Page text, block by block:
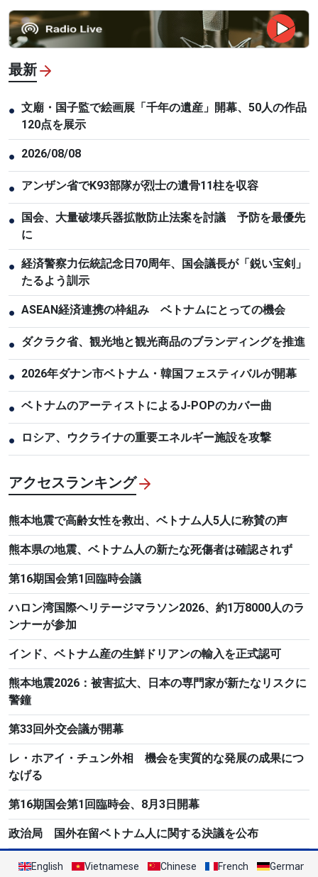
最新
● 文廟・国子監で絵画展「千年の遺産」開幕、50人の作品
120点を展示
● 2026/08/08
● アンザン省でK93部隊が烈士の遺骨11柱を収容
●
国会、大量破壊兵器拡散防止法案を討議 予防を最優先
に
● 経済警察力伝統記念日70周年、国会議長が「鋭い宝剣」
たるよう訓示
● ASEAN経済連携の枠組み ベトナムにとっての機会
● ダクラク省、観光地と観光商品のブランディングを推進
● 2026年ダナン市ベトナム・韓国フェスティバルが開幕
● ベトナムのアーティストによるJ-POPのカバー曲
● ロシア、ウクライナの重要エネルギー施設を攻撃
アクセスランキング
熊本地震で高齢女性を救出、ベトナム人5人に称賛の声
熊本県の地震、ベトナム人の新たな死傷者は確認されず
第16期国会第1回臨時会議
ハロン湾国際ヘリテージマラソン2026、約1万8000人のラ
ンナーが参加
インド、ベトナム産の生鮮ドリアンの輸入を正式認可
熊本地震2026：被害拡大、日本の専門家が新たなリスクに
警鐘
第33回外交会議が開幕
レ・ホアイ・チュン外相 機会を実質的な発展の成果につ
なげる
第16期国会第1回臨時会、8月3日開幕
政治局 国外在留ベトナム人に関する決議を公布
English Vietnamese Chinese French German